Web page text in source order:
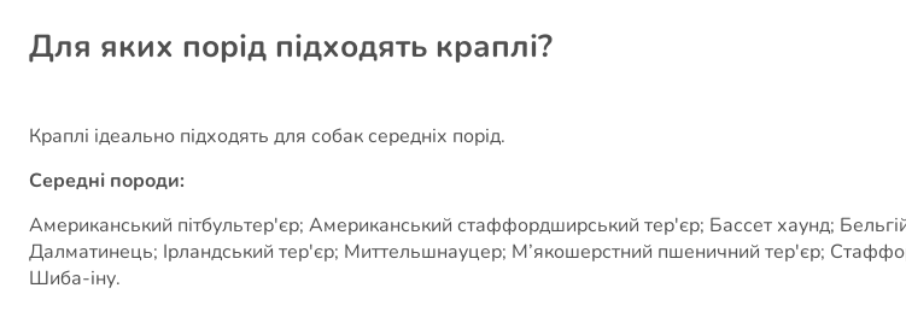
Для яких порід підходять краплі?
Краплі ідеально підходять для собак середніх порід.
Середні породи:
Американський пітбультер'єр; Американський стаффордширський тер'єр; Бассет хаунд;
Далматинець; Ірландський тер'єр; Миттельшнауцер; М’якошерстний пшеничний тер'єр;
Шиба-іну.